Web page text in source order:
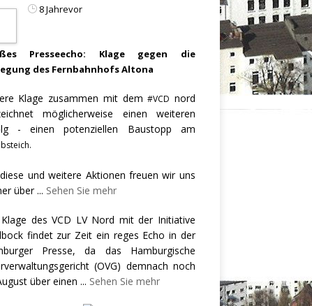
8 Jahrevor
Presseecho: Klage gegen die
des Fernbahnhofs Altona
Klage zusammen mit dem#VCD nord
möglicherweise einen weiteren
- einen potenziellen Baustopp am
und weitere Aktionen freuen wir uns
über... Sehen Sie mehr
des VCD LV Nord mit der Initiative
findet zur Zeit ein reges Echo in der
Presse, da das Hamburgische
(OVG) demnach noch
über einen ... Sehen Sie mehr